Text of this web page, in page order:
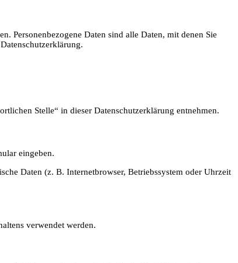
Personenbezogene Daten sind alle Daten, mit denen Sie
Stelle“ in dieser Datenschutzerklärung entnehmen.
eingeben.
Daten (z. B. Internetbrowser, Betriebssystem oder Uhrzeit
verwendet werden.